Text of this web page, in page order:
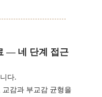
— 네 단계 접근
다.
교감과 부교감 균형을